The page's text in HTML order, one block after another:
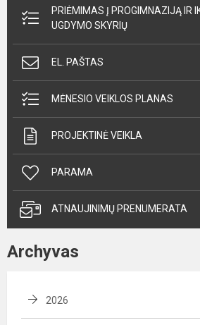
PRIĖMIMAS Į PROGIMNAZIJĄ IR
UGDYMO SKYRIŲ
EL. PAŠTAS
MĖNESIO VEIKLOS PLANAS
PROJEKTINĖ VEIKLA
PARAMA
ATNAUJINIMŲ PRENUMERATA
Archyvas
2026